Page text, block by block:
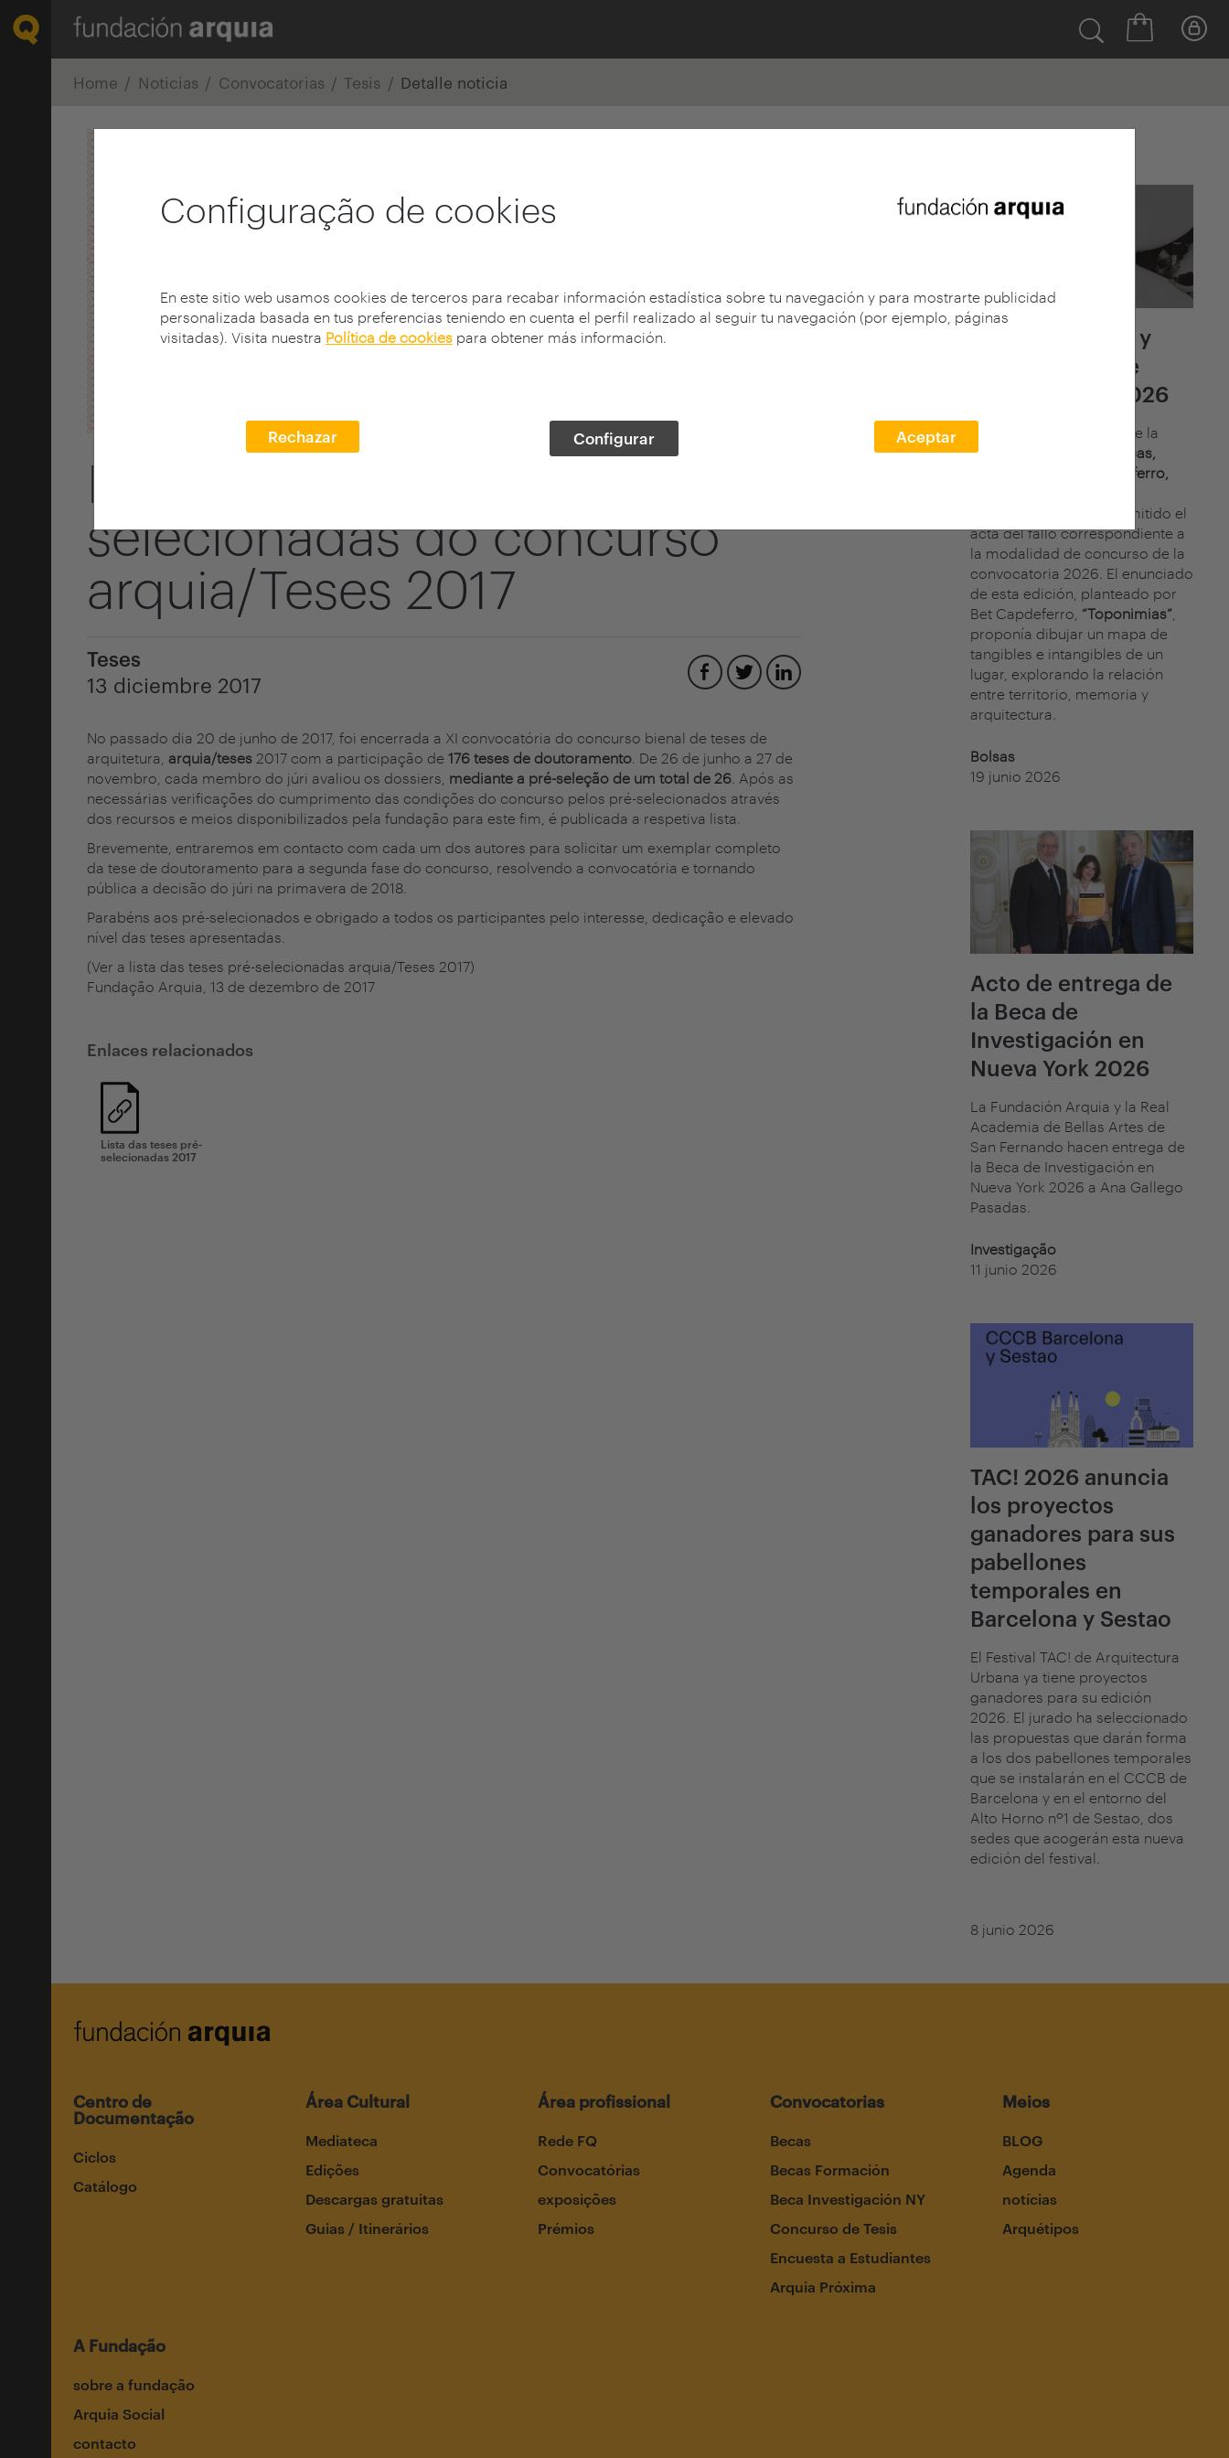
Configuração de cookies
En este sitio web usamos cookies de terceros para recabar información estadística sobre tu navegación y para mostrarte publicidad
personalizada basada en tus preferencias teniendo en cuenta el perfil realizado al seguir tu navegación (por ejemplo, páginas
visitadas). Visita nuestra Política de cookies para obtener más información.
Rechazar Configurar Aceptar
Home Noticias Convocatorias Tesis Detalle noticia
Lista das teses pré-
selecionadas do concurso
arquia/Teses 2017
Teses
13 diciembre 2017
No passado dia 20 de junho de 2017, foi encerrada a XI convocatória do concurso bienal de teses de
arquitetura, arquia/teses 2017 com a participação de 176 teses de doutoramento . De 26 de junho a 27 de
novembro, cada membro do júri avaliou os dossiers, mediante a pré-seleção de um total de 26 . Após as
necessárias verificações do cumprimento das condições do concurso pelos pré-selecionados através
dos recursos e meios disponibilizados pela fundação para este fim, é publicada a respetiva lista.
Brevemente, entraremos em contacto com cada um dos autores para solicitar um exemplar completo
da tese de doutoramento para a segunda fase do concurso, resolvendo a convocatória e tornando
pública a decisão do júri na primavera de 2018.
Parabéns aos pré-selecionados e obrigado a todos os participantes pelo interesse, dedicação e elevado
nível das teses apresentadas.
(Ver a lista das teses pré-selecionadas arquia/Teses 2017)
Fundação Arquia, 13 de dezembro de 2017
Enlaces relacionados
Lista das teses pré-
selecionadas 2017
Fallo del jurado y
adjudicación de
arquia/becas 2026
El jurado del concurso de la
XXVII edición arquia/becas,
Bet Capdeferro,
bosch.capdeferro, ha emitido el
acta del fallo correspondiente a
la modalidad de concurso de la
convocatoria 2026. El enunciado
de esta edición, planteado por
Bet Capdeferro, “Toponimias”,
proponía dibujar un mapa de
tangibles e intangibles de un
lugar, explorando la relación
entre territorio, memoria y
arquitectura.
Bolsas
19 junio 2026
Acto de entrega de
la Beca de
Investigación en
Nueva York 2026
La Fundación Arquia y la Real
Academia de Bellas Artes de
San Fernando hacen entrega de
la Beca de Investigación en
Nueva York 2026 a Ana Gallego
Pasadas.
Investigação
11 junio 2026
TAC! 2026 anuncia
los proyectos
ganadores para sus
pabellones
temporales en
Barcelona y Sestao
El Festival TAC! de Arquitectura
Urbana ya tiene proyectos
ganadores para su edición
2026. El jurado ha seleccionado
las propuestas que darán forma
a los dos pabellones temporales
que se instalarán en el CCCB de
Barcelona y en el entorno del
Alto Horno nº1 de Sestao, dos
sedes que acogerán esta nueva
edición del festival.
8 junio 2026
Centro de
Documentação
Ciclos
Catálogo
Área Cultural
Mediateca
Edições
Descargas gratuitas
Guias / Itinerários
Área profissional
Rede FQ
Convocatórias
exposições
Prémios
Convocatorias
Becas
Becas Formación
Beca Investigación NY
Concurso de Tesis
Encuesta a Estudiantes
Arquia Próxima
Meios
BLOG
Agenda
notícias
Arquétipos
A Fundação
sobre a fundação
Arquia Social
contacto